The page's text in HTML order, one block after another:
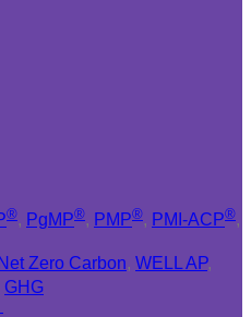
®, PgMP®, PMP®, PMI-ACP®,
Net Zero Carbon, WELL AP,
GHG